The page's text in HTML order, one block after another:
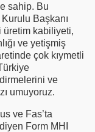
sahip. Bu
Kurulu Başkanı
kabiliyeti,
ve yetişmiş
çok kıymetli
ve
umuyoruz.
ve Fas’ta
Form MHI